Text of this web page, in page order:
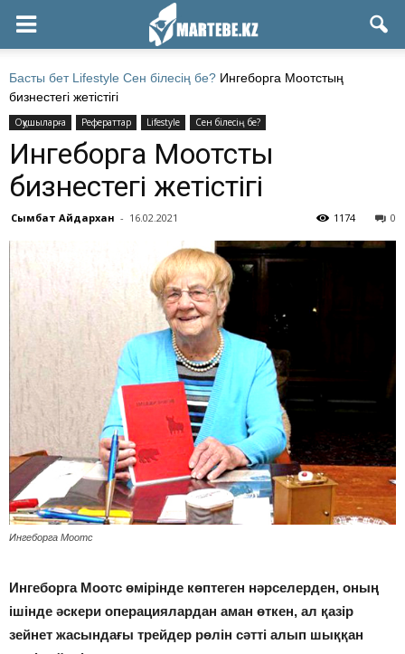
Басты бет Lifestyle Сен білесің бе? Ингеборга Моотстың
бизнестегі жетістігі
Оқушыларға Рефераттар Lifestyle Сен білесің бе?
Ингеборга Моотстың
бизнестегі жетістігі
Сымбат Айдархан - 16.02.2021 0
1174
Ингеборга Моотс
Ингеборга Моотс өмірінде көптеген нәрселерден, оның
ішінде әскери операциялардан аман өткен, ал қазір
зейнет жасындағы трейдер рөлін сәтті алып шыққан